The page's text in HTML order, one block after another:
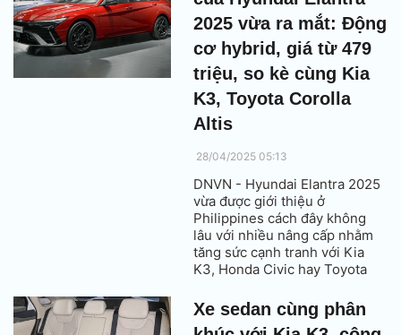
2025 vừa ra mắt: Động
cơ hybrid, giá từ 479
triệu, so kè cùng Kia
K3, Toyota Corolla
Altis
28/04/2025 05:13
DNVN - Hyundai Elantra 2025
vừa được giới thiệu ở
Philippines cách đây không
lâu với nhiều nâng cấp nhằm
tăng sức cạnh tranh với Kia
K3, Honda Civic hay Toyota
Xe sedan cùng phân